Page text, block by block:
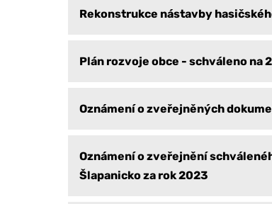
Rekonstrukce nástavby
Plán rozvoje obce - schváleno na
Oznámení o zveřejněných
Oznámení o zveřejnění
Šlapanicko za rok 2023